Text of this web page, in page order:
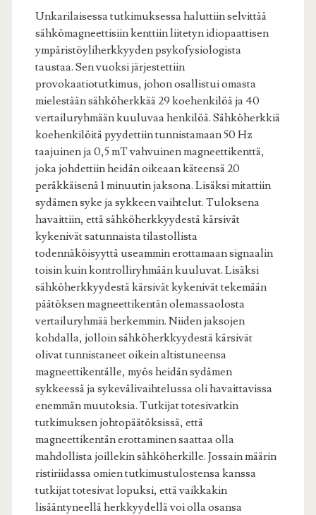
Unkarilaisessa tutkimuksessa haluttiin selvittää
sähkömagneettisiin kenttiin liitetyn idiopaattisen
ympäristöyliherkkyyden psykofysiologista
taustaa. Sen vuoksi järjestettiin
provokaatiotutkimus, johon osallistui omasta
mielestään sähköherkkää 29 koehenkilöä ja 40
vertailuryhmään kuuluvaa henkilöä. Sähköherkkiä
koehenkilöitä pyydettiin tunnistamaan 50 Hz
taajuinen ja 0,5 mT vahvuinen magneettikenttä,
joka johdettiin heidän oikeaan käteensä 20
peräkkäisenä 1 minuutin jaksona. Lisäksi mitattiin
sydämen syke ja sykkeen vaihtelut. Tuloksena
havaittiin, että sähköherkkyydestä kärsivät
kykenivät satunnaista tilastollista
todennäköisyyttä useammin erottamaan signaalin
toisin kuin kontrolliryhmään kuuluvat. Lisäksi
sähköherkkyydestä kärsivät kykenivät tekemään
päätöksen magneettikentän olemassaolosta
vertailuryhmää herkemmin. Niiden jaksojen
kohdalla, jolloin sähköherkkyydestä kärsivät
olivat tunnistaneet oikein altistuneensa
magneettikentälle, myös heidän sydämen
sykkeessä ja sykevälivaihtelussa oli havaittavissa
enemmän muutoksia. Tutkijat totesivatkin
tutkimuksen johtopäätöksissä, että
magneettikentän erottaminen saattaa olla
mahdollista joillekin sähköherkille. Jossain määrin
ristiriidassa omien tutkimustulostensa kanssa
tutkijat totesivat lopuksi, että vaikkakin
lisääntyneellä herkkyydellä voi olla osansa